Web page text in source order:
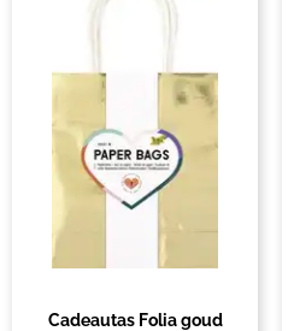
Cadeautas Folia goud